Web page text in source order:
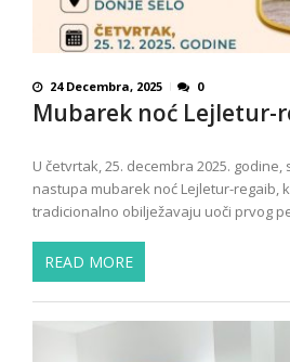
24 Decembra, 2025 0
Mubarek noć Lejletur-
U četvrtak, 25. decembra 2025.
nastupa mubarek noć Lejletur-regaib,
tradicionalno obilježavaju uoči prvog
READ MORE